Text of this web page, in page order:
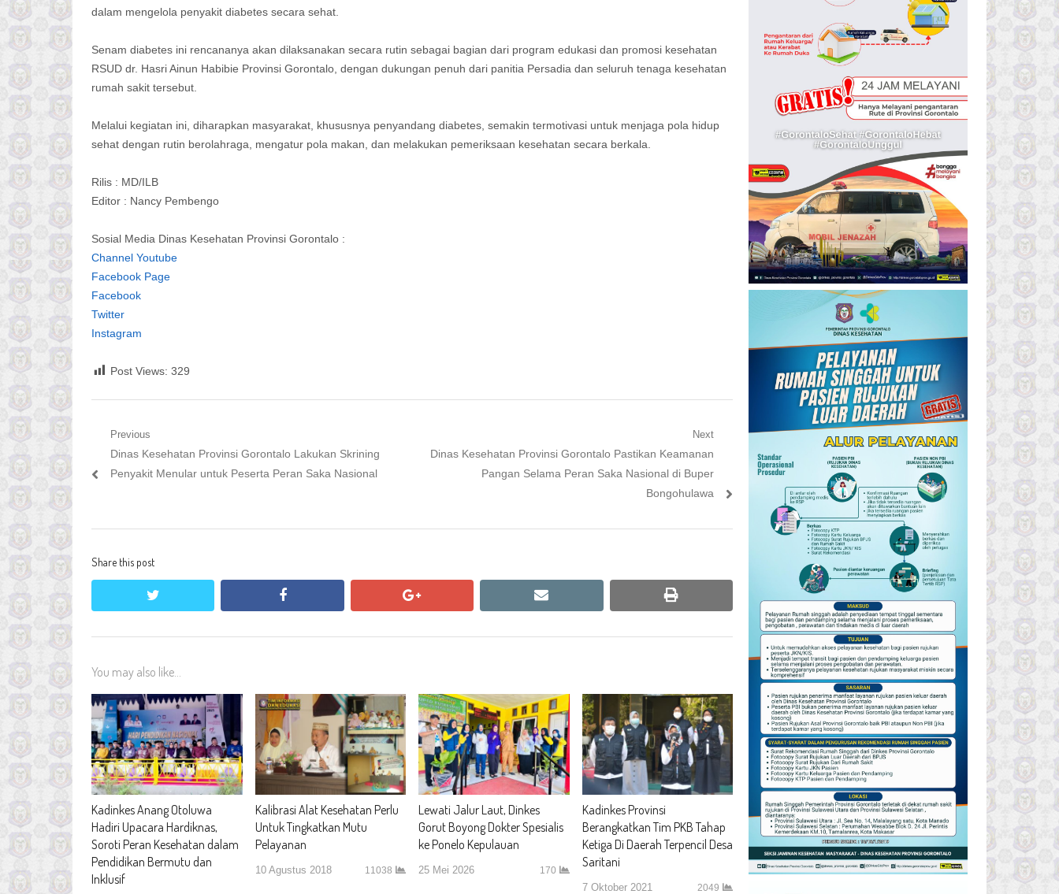
dalam mengelola penyakit diabetes secara sehat.
Senam diabetes ini rencananya akan dilaksanakan secara rutin sebagai bagian dari program edukasi dan promosi kesehatan
RSUD dr. Hasri Ainun Habibie Provinsi Gorontalo, dengan dukungan penuh dari panitia Persadia dan seluruh tenaga kesehatan
rumah sakit tersebut.
Melalui kegiatan ini, diharapkan masyarakat, khususnya penyandang diabetes, semakin termotivasi untuk menjaga pola hidup
sehat dengan rutin berolahraga, mengatur pola makan, dan melakukan pemeriksaan kesehatan secara berkala.
Rilis : MD/ILB
Editor : Nancy Pembengo
Sosial Media Dinas Kesehatan Provinsi Gorontalo :
Channel Youtube
Facebook Page
Facebook
Twitter
Instagram
Post Views: 329
Navigasi
pos
Previous
Previous
post:
Dinas Kesehatan Provinsi Gorontalo Lakukan Skrining
Penyakit Menular untuk Peserta Peran Saka Nasional
Next
Next
Dinas Kesehatan Provinsi Gorontalo Pastikan Keamanan
Pangan Selama Peran Saka Nasional di Buper
Bongohulawa
Share this post
twitter facebook google+ email print
You may also like...
Kadinkes Anang Otoluwa
Hadiri Upacara Hardiknas,
Soroti Peran Kesehatan dalam
Pendidikan Bermutu dan
Inklusif
Kalibrasi Alat Kesehatan Perlu
Untuk Tingkatkan Mutu
Pelayanan
10 Agustus 2018 11038
Lewati Jalur Laut, Dinkes
Gorut Boyong Dokter Spesialis
ke Ponelo Kepulauan
25 Mei 2026 170
Kadinkes Provinsi
Berangkatkan Tim PKB Tahap
Ketiga Di Daerah Terpencil Desa
Saritani
7 Oktober 2021 2049